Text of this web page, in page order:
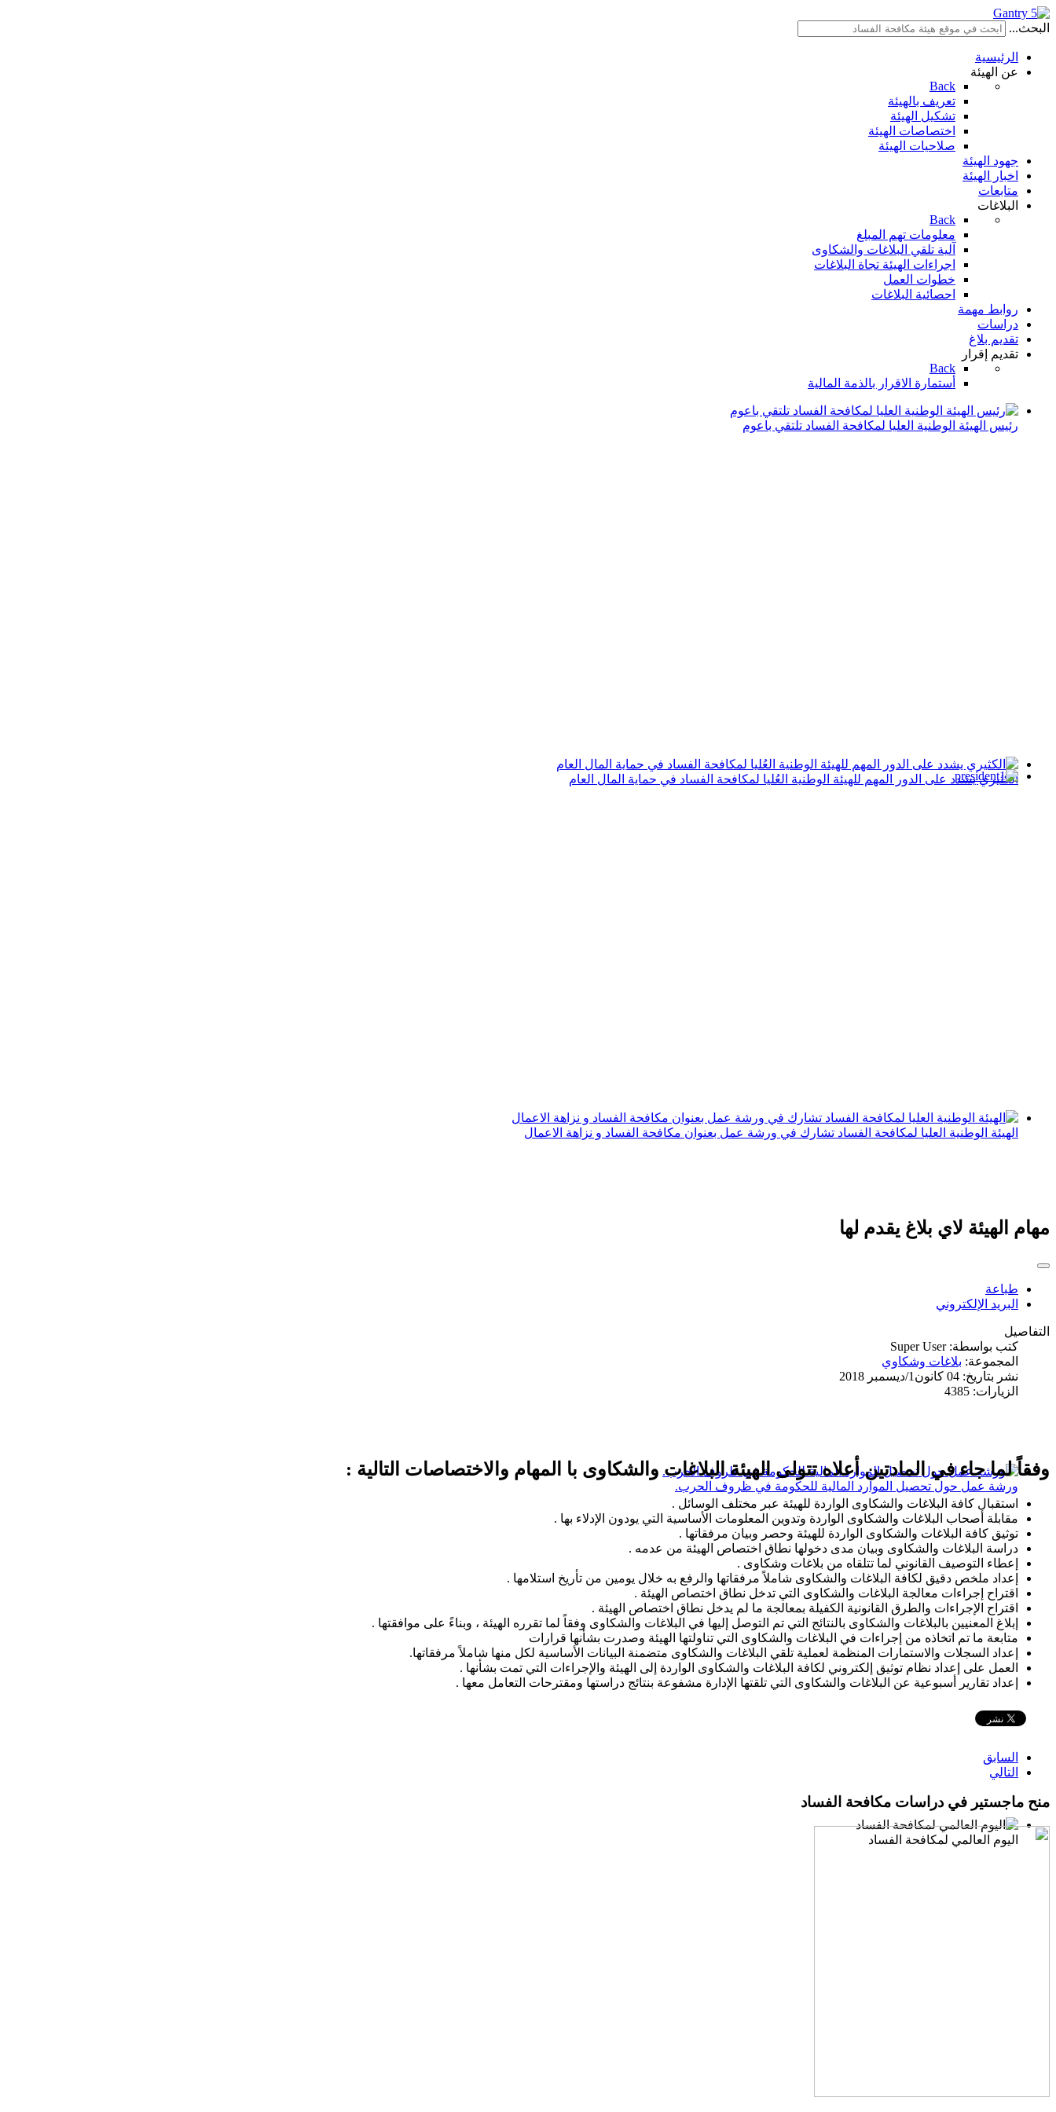
البحث...
الرئيسية
عن الهيئة
Back
تعريف بالهيئة
تشكيل الهيئة
اختصاصات الهيئة
صلاحيات الهيئة
جهود الهيئة
اخبار الهيئة
متابعات
البلاغات
Back
معلومات تهم المبلغ
آلية تلقي البلاغات والشكاوى
اجراءات الهيئة تجاة البلاغات
خطوات العمل
احصائية البلاغات
روابط مهمة
دراسات
تقديم بلاغ
تقديم إقرار
Back
أستمارة الاقرار بالذمة المالية
رئيس الهيئة الوطنية العليا لمكافحة الفساد تلتقي باعوم
الكثيري يشدد على الدور المهم للهيئة الوطنية العُليا لمكافحة الفساد في حماية المال العام
الهيئة الوطنية العليا لمكافحة الفساد تشارك في ورشة عمل بعنوان مكافحة الفساد و نزاهة الاعمال
ورشة عمل حول تحصيل الموارد المالية للحكومة في ظروف الحرب.
اليوم العالمي لمكافحة الفساد
مهام الهيئة لاي بلاغ يقدم لها
طباعة
البريد الإلكتروني
التفاصيل
كتب بواسطة:Super User
المجموعة: بلاغات وشكاوي
نشر بتاريخ: 04 كانون1/ديسمبر 2018
الزيارات: 4385
وفقاً لما جاء في المادتين أعلاه تتولى الهيئة البلاغات والشكاوى با المهام والاختصاصات التالية :
استقبال كافة البلاغات والشكاوى الواردة للهيئة عبر مختلف الوسائل .
مقابلة أصحاب البلاغات والشكاوى الواردة وتدوين المعلومات الأساسية التي يودون الإدلاء بها .
توثيق كافة البلاغات والشكاوى الواردة للهيئة وحصر وبيان مرفقاتها .
دراسة البلاغات والشكاوى وبيان مدى دخولها نطاق اختصاص الهيئة من عدمه .
إعطاء التوصيف القانوني لما تتلقاه من بلاغات وشكاوى .
إعداد ملخص دقيق لكافة البلاغات والشكاوى شاملاً مرفقاتها والرفع به خلال يومين من تأريخ استلامها .
اقتراح إجراءات معالجة البلاغات والشكاوى التي تدخل نطاق اختصاص الهيئة .
اقتراح الإجراءات والطرق القانونية الكفيلة بمعالجة ما لم يدخل نطاق اختصاص الهيئة .
إبلاغ المعنيين بالبلاغات والشكاوى بالنتائج التي تم التوصل إليها في البلاغات والشكاوى وفقاً لما تقرره الهيئة ، وبناءً على موافقتها .
متابعة ما تم اتخاذه من إجراءات في البلاغات والشكاوى التي تناولتها الهيئة وصدرت بشأنها قرارات
إعداد السجلات والاستمارات المنظمة لعملية تلقي البلاغات والشكاوى متضمنة البيانات الأساسية لكل منها شاملاً مرفقاتها.
العمل على إعداد نظام توثيق إلكتروني لكافة البلاغات والشكاوى الواردة إلى الهيئة والإجراءات التي تمت بشأنها .
إعداد تقارير أسبوعية عن البلاغات والشكاوى التي تلقتها الإدارة مشفوعة بنتائج دراستها ومقترحات التعامل معها .
السابق
التالي
منح ماجستير في دراسات مكافحة الفساد